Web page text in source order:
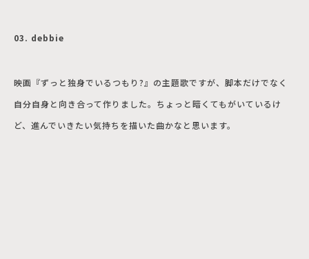
03. debbie
映画『ずっと独身でいるつもり?』の主題歌ですが、脚本だけでなく
自分自身と向き合って作りました。ちょっと暗くてもがいているけ
ど、進んでいきたい気持ちを描いた曲かなと思います。